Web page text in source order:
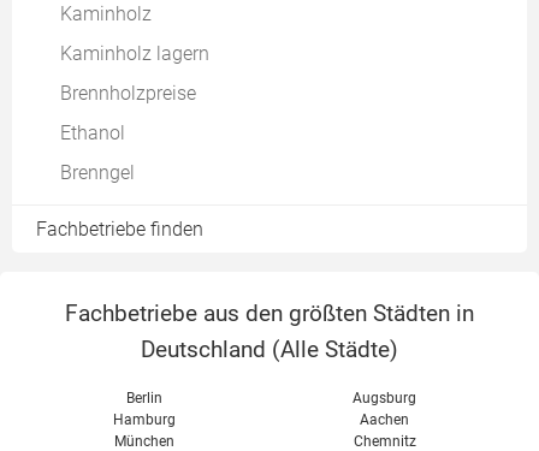
Gaskamin
Natursteinkamin
Speicherkamin
Warmluftkamin
Wasserführend
Kaminholz
Kaminholz lagern
Brennholzpreise
Ethanol
Brenngel
Fachbetriebe finden
Fachbetriebe aus den größten Städten in
Deutschland (Alle Städte)
Berlin
Hamburg
München
Augsburg
Aachen
Chemnitz